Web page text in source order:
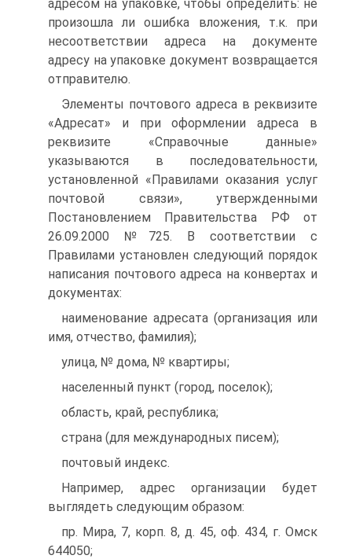
адресом на упаковке, чтобы определить: не
произошла ли ошибка вложения, т.к. при
несоответствии адреса на документе
адресу на упаковке документ возвращается
отправителю.
Элементы почтового адреса в реквизите
«Адресат» и при оформлении адреса в
реквизите «Справочные данные»
указываются в последовательности,
установленной «Правилами оказания услуг
почтовой связи», утвержденными
Постановлением Правительства РФ от
26.09.2000 №725. В соответствии с
Правилами установлен следующий порядок
написания почтового адреса на конвертах и
документах:
наименование адресата (организация или
имя, отчество, фамилия);
улица, № дома, № квартиры;
населенный пункт (город, поселок);
область, край, республика;
страна (для международных писем);
почтовый индекс.
Например, адрес организации будет
выглядеть следующим образом:
пр. Мира, 7, корп. 8, д. 45, оф. 434, г. Омск
644050;